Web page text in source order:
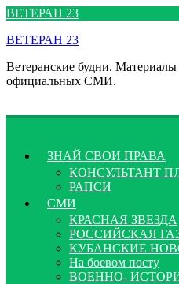
Перейти
содержимому
ВЕТЕРАН 23
ВЕТЕРАН 23
Ветеранские будни. Материалы
официальных СМИ.
ЗНАЙ СВОИ ПРАВА
КОНСУЛЬТАНТ
РАПСИ
СМИ
КРАСНАЯ ЗВЕЗДА
РОССИЙСКАЯ
КУБАНСКИЕ
На боевом посту
ВОЕННО-